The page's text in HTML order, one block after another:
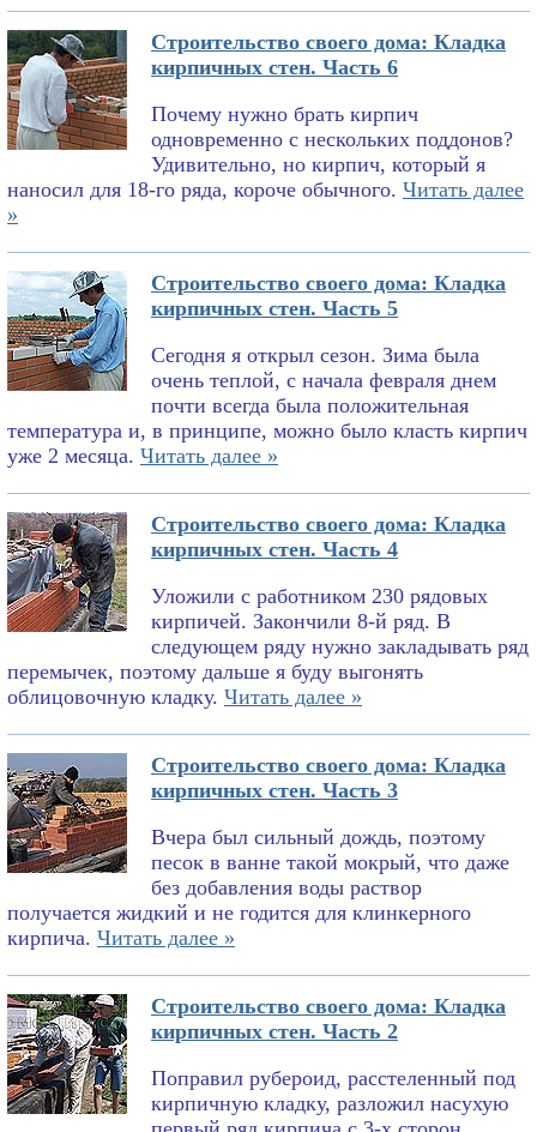
Строительство своего дома: Кладка
кирпичных стен. Часть 6
Почему нужно брать кирпич
одновременно с нескольких поддонов?
Удивительно, но кирпич, который я
наносил для 18-го ряда, короче обычного. Читать далее
»
Строительство своего дома: Кладка
кирпичных стен. Часть 5
Сегодня я открыл сезон. Зима была
очень теплой, с начала февраля днем
почти всегда была положительная
температура и, в принципе, можно было класть кирпич
уже 2 месяца. Читать далее »
Строительство своего дома: Кладка
кирпичных стен. Часть 4
Уложили с работником 230 рядовых
кирпичей. Закончили 8-й ряд. В
следующем ряду нужно закладывать ряд
перемычек, поэтому дальше я буду выгонять
облицовочную кладку. Читать далее »
Строительство своего дома: Кладка
кирпичных стен. Часть 3
Вчера был сильный дождь, поэтому
песок в ванне такой мокрый, что даже
без добавления воды раствор
получается жидкий и не годится для клинкерного
кирпича. Читать далее »
Строительство своего дома: Кладка
кирпичных стен. Часть 2
Поправил рубероид, расстеленный под
кирпичную кладку, разложил насухую